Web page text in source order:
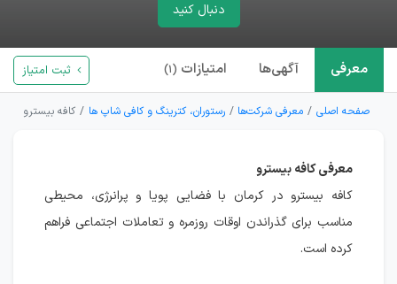
دنبال کنید
معرفی آگهی‌ها امتیازات (۱) ثبت امتیاز
صفحه اصلی معرفی شرکت‌ها رستوران، کترینگ و کافی شاپ ها کافه بیسترو
معرفی کافه بیسترو
کافه بیسترو در کرمان با فضایی پویا و پرانرژی، محیطی
مناسب برای گذراندن اوقات روزمره و تعاملات اجتماعی فراهم
کرده است.